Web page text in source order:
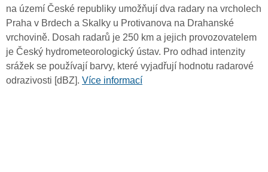
na území České republiky umožňují dva radary na vrcholech
Praha v Brdech a Skalky u Protivanova na Drahanské
vrchovině. Dosah radarů je 250 km a jejich provozovatelem
je Český hydrometeorologický ústav. Pro odhad intenzity
srážek se používají barvy, které vyjadřují hodnotu radarové
odrazivosti [dBZ]. Více informací